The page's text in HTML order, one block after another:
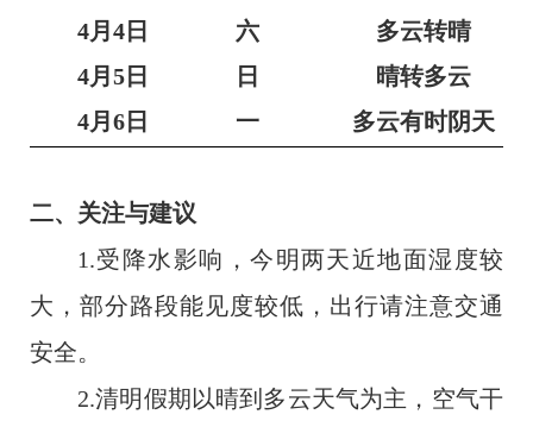
4月4日
六
多云转晴
4月5日
日
晴转多云
4月6日
一 多云有时阴天
二、关注与建议
1.受降水影响，今明两天近地面湿度较
大，部分路段能见度较低，出行请注意交通
安全。
2.清明假期以晴到多云天气为主，空气干